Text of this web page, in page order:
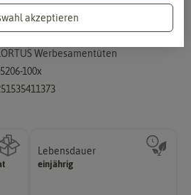
Werbesamentüten
100x
Lebensdauer
einjährig
einjährig, zweijährig oder
mehrjährig.
akzeptieren